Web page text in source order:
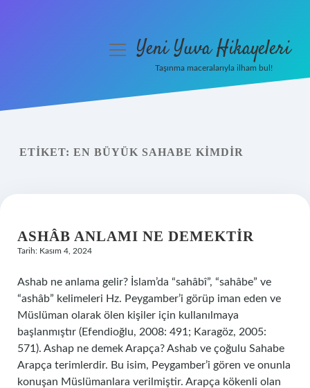
Yasal Uyarı
menüyüYeni Yuva Hikayeleri
Taşınma maceralarıyla ilham bul!
ETIKET: EN BÜYÜK SAHABE KIMDIR
ASHÂB ANLAMI NE DEMEKTIR
Tarih: Kasım 4, 2024
Ashab ne anlama gelir? İslam’da “sahâbî”, “sahâbe” ve
“ashâb” kelimeleri Hz. Peygamber’i görüp iman eden ve
Müslüman olarak ölen kişiler için kullanılmaya
başlanmıştır (Efendioğlu, 2008: 491; Karagöz, 2005:
571). Ashap ne demek Arapça? Ashab ve çoğulu Sahabe
Arapça terimlerdir. Bu isim, Peygamber’i gören ve onunla
konuşan Müslümanlara verilmiştir. Arapça kökenli olan